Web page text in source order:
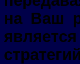
на Ваш